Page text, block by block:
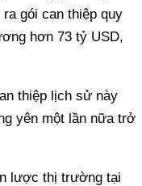
gói can thiệp quy
hơn 73 tỷ USD,
thiệp lịch sử này
yên một lần nữa trở
lược thị trường tại